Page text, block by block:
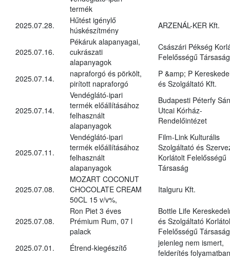
termék
2025.07.28.
Hűtést igénylő
húskészítmény
ARZENÁL-KER Kft.
2025.07.16.
Pékáruk alapanyagai,
cukrászati
alapanyagok
Császári Pékség
Felelősségű Társaság
2025.07.14.
napraforgó és pörkölt,
pirított napraforgó
P &amp; P
és Szolgáltató Kft.
2025.07.14.
Vendéglátó-ipari
termék előállításához
felhasznált
alapanyagok
Budapesti Péterfy
Utcai Kórház-
Rendelőintézet
2025.07.11.
Vendéglátó-ipari
termék előállításához
felhasznált
alapanyagok
Film-Link Kulturális
Szolgáltató és
Korlátolt Felelősségű
Társaság
2025.07.08.
MOZART COCONUT
CHOCOLATE CREAM
50CL 15 v/v%,
Italguru Kft.
2025.07.08.
Ron Piet 3 éves
Prémium Rum, 07 l
palack
Bottle Life
és Szolgáltató
Felelősségű Társaság
2025.07.01.
Étrend-kiegészítő
jelenleg nem ismert,
felderítés folyamatban